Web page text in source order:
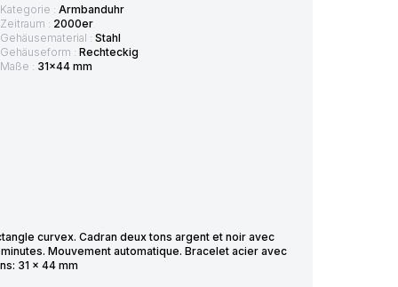
Kategorie : Armbanduhr
Zeitraum : 2000er
Gehäusematerial : Stahl
Gehäuseform : Rechteckig
Maße : 31x44 mm
curvex. Cadran deux tons argent et noir avec
Mouvement automatique. Bracelet acier avec
31 x 44 mm